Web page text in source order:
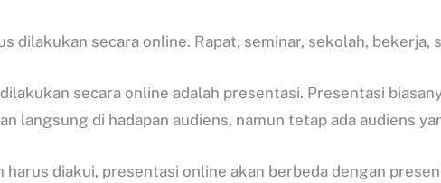
dilakukan secara online. Rapat, seminar, sekolah, bekerja,
secara online adalah presentasi. Presentasi
langsung di hadapan audiens, namun tetap ada audiens
harus diakui, presentasi online akan berbeda dengan